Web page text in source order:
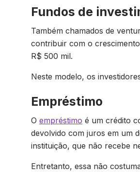
Fundos de
Também chamados de
contribuir com o
R$ 500 mil.
Neste modelo, os
Empréstimo
O empréstimo é um crédito
devolvido com juros em um
instituição, que não recebe
Entretanto, essa não